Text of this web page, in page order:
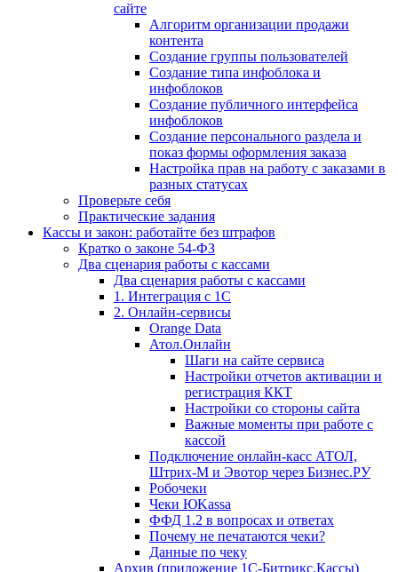
сайте
Алгоритм организации продажи
контента
Создание группы пользователей
Создание типа инфоблока и
инфоблоков
Создание публичного интерфейса
инфоблоков
Создание персонального раздела и
показ формы оформления заказа
Настройка прав на работу с заказами в
разных статусах
Проверьте себя
Практические задания
Кассы и закон: работайте без штрафов
Кратко о законе 54-ФЗ
Два сценария работы с кассами
Два сценария работы с кассами
1. Интеграция с 1С
2. Онлайн-сервисы
Orange Data
Атол.Онлайн
Шаги на сайте сервиса
Настройки отчетов активации и
регистрация ККТ
Настройки со стороны сайта
Важные моменты при работе с
кассой
Подключение онлайн-касс АТОЛ,
Штрих-М и Эвотор через Бизнес.РУ
Робочеки
Чеки ЮKassa
ФФД 1.2 в вопросах и ответах
Почему не печатаются чеки?
Данные по чеку
Архив (приложение 1С-Битрикс.Кассы)